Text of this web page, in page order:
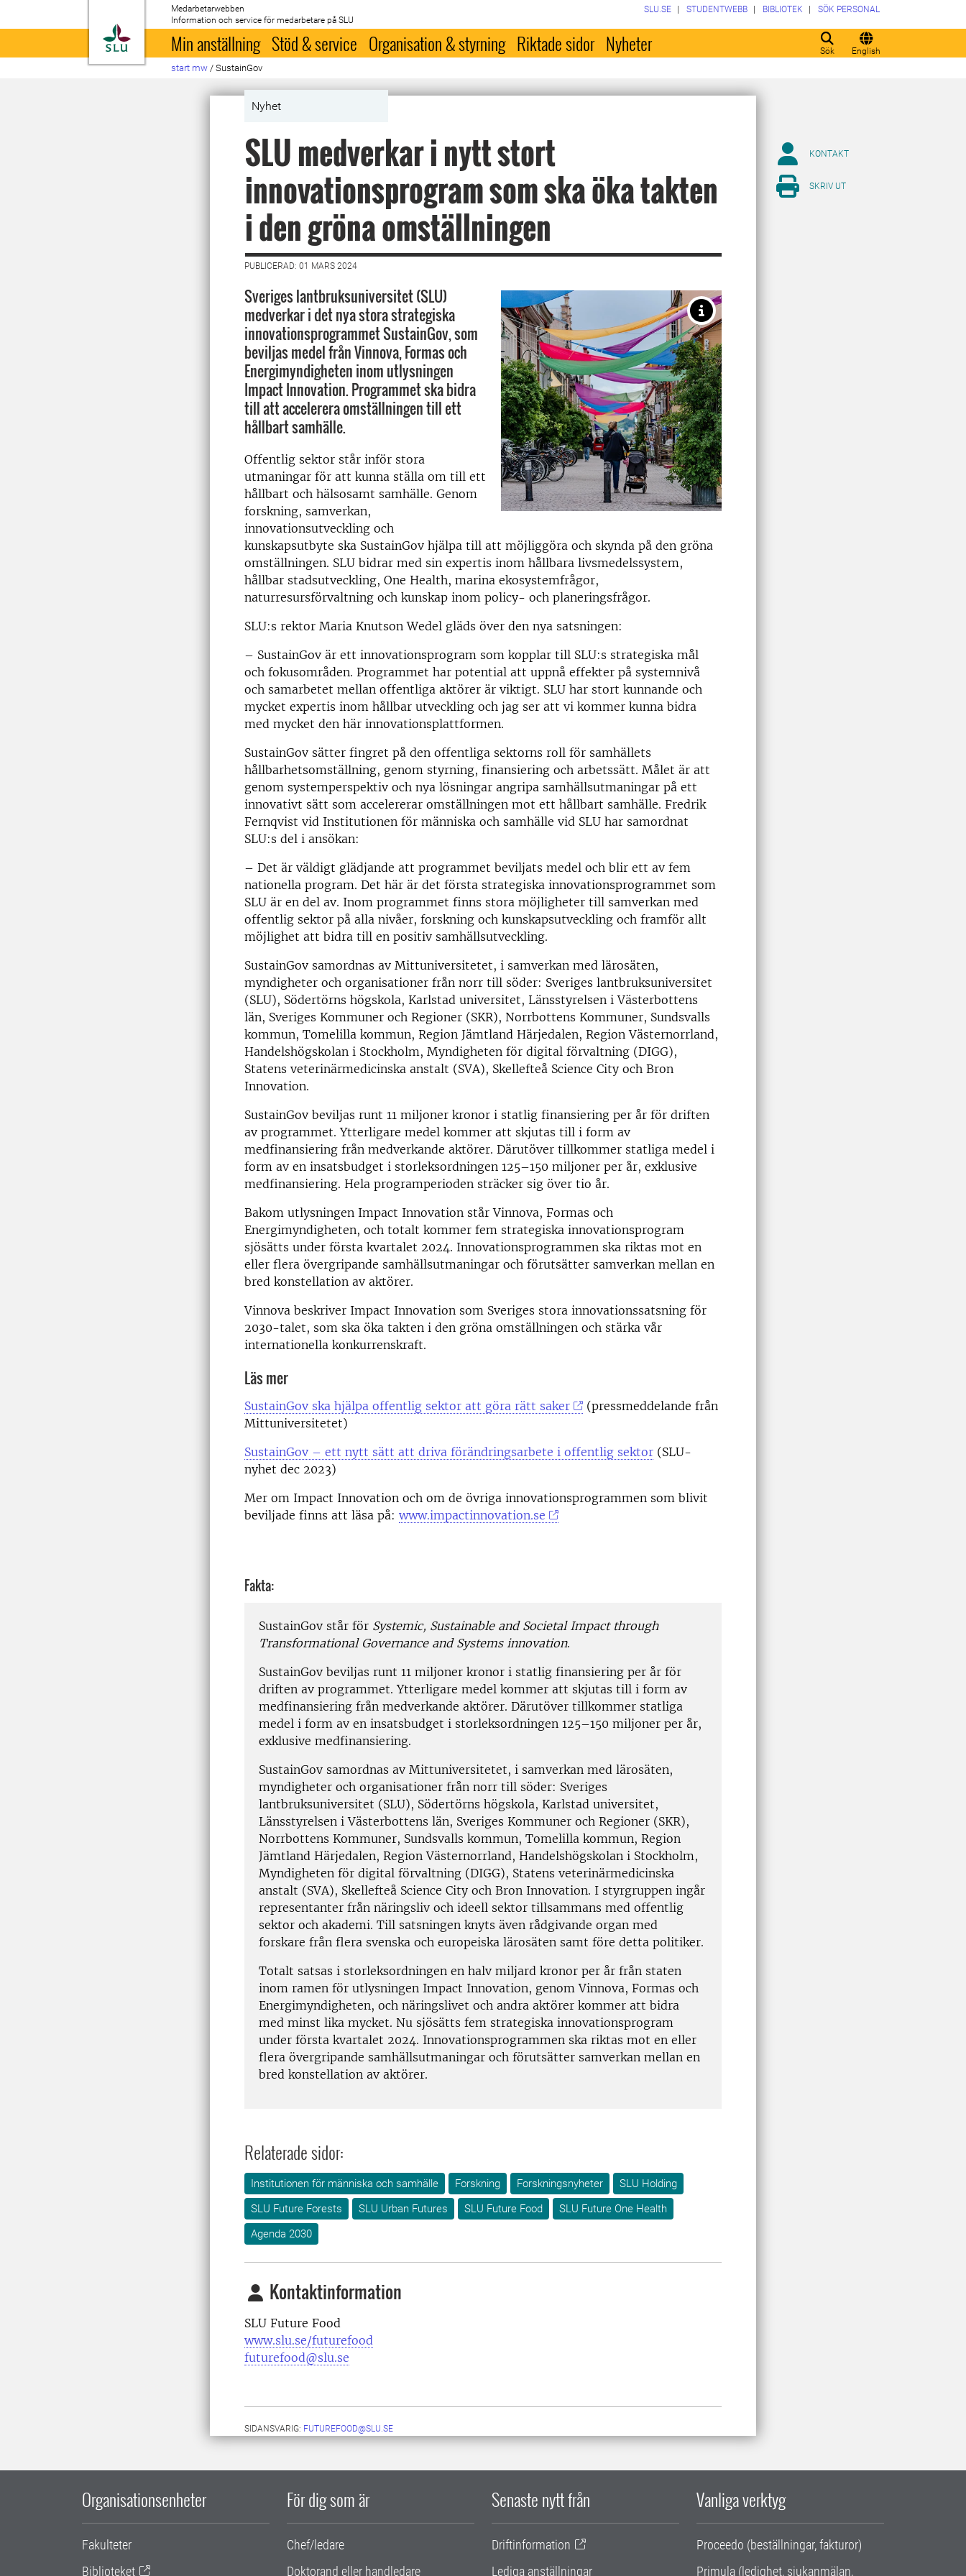
Till startsida
Medarbetarwebben
Information och service för medarbetare på SLU
Sök English
SLU.SE STUDENTWEBB BIBLIOTEK SÖK PERSONAL
Min anställning Stöd & service Organisation & styrning Riktade sidor Nyheter
start mw / SustainGov
Nyhet
SLU medverkar i nytt stort
innovationsprogram som ska öka takten
i den gröna omställningen
PUBLICERAD: 01 MARS 2024
Sveriges lantbruksuniversitet (SLU)
medverkar i det nya stora strategiska
innovationsprogrammet SustainGov, som
beviljas medel från Vinnova, Formas och
Energimyndigheten inom utlysningen
Impact Innovation. Programmet ska bidra
till att accelerera omställningen till ett
hållbart samhälle.
Offentlig sektor står inför stora
utmaningar för att kunna ställa om till ett
hållbart och hälsosamt samhälle. Genom
forskning, samverkan,
innovationsutveckling och
kunskapsutbyte ska SustainGov hjälpa till att möjliggöra och skynda på den gröna
omställningen. SLU bidrar med sin expertis inom hållbara livsmedelssystem,
hållbar stadsutveckling, One Health, marina ekosystemfrågor,
naturresursförvaltning och kunskap inom policy- och planeringsfrågor.
SLU:s rektor Maria Knutson Wedel gläds över den nya satsningen:
– SustainGov är ett innovationsprogram som kopplar till SLU:s strategiska mål
och fokusområden. Programmet har potential att uppnå effekter på systemnivå
och samarbetet mellan offentliga aktörer är viktigt. SLU har stort kunnande och
mycket expertis inom hållbar utveckling och jag ser att vi kommer kunna bidra
med mycket den här innovationsplattformen.
SustainGov sätter fingret på den offentliga sektorns roll för samhällets
hållbarhetsomställning, genom styrning, finansiering och arbetssätt. Målet är att
genom systemperspektiv och nya lösningar angripa samhällsutmaningar på ett
innovativt sätt som accelererar omställningen mot ett hållbart samhälle. Fredrik
Fernqvist vid Institutionen för människa och samhälle vid SLU har samordnat
SLU:s del i ansökan:
– Det är väldigt glädjande att programmet beviljats medel och blir ett av fem
nationella program. Det här är det första strategiska innovationsprogrammet som
SLU är en del av. Inom programmet finns stora möjligheter till samverkan med
offentlig sektor på alla nivåer, forskning och kunskapsutveckling och framför allt
möjlighet att bidra till en positiv samhällsutveckling.
SustainGov samordnas av Mittuniversitetet, i samverkan med lärosäten,
myndigheter och organisationer från norr till söder: Sveriges lantbruksuniversitet
(SLU), Södertörns högskola, Karlstad universitet, Länsstyrelsen i Västerbottens
län, Sveriges Kommuner och Regioner (SKR), Norrbottens Kommuner, Sundsvalls
kommun, Tomelilla kommun, Region Jämtland Härjedalen, Region Västernorrland,
Handelshögskolan i Stockholm, Myndigheten för digital förvaltning (DIGG),
Statens veterinärmedicinska anstalt (SVA), Skellefteå Science City och Bron
Innovation.
SustainGov beviljas runt 11 miljoner kronor i statlig finansiering per år för driften
av programmet. Ytterligare medel kommer att skjutas till i form av
medfinansiering från medverkande aktörer. Därutöver tillkommer statliga medel i
form av en insatsbudget i storleksordningen 125–150 miljoner per år, exklusive
medfinansiering. Hela programperioden sträcker sig över tio år.
Bakom utlysningen Impact Innovation står Vinnova, Formas och
Energimyndigheten, och totalt kommer fem strategiska innovationsprogram
sjösätts under första kvartalet 2024. Innovationsprogrammen ska riktas mot en
eller flera övergripande samhällsutmaningar och förutsätter samverkan mellan en
bred konstellation av aktörer.
Vinnova beskriver Impact Innovation som Sveriges stora innovationssatsning för
2030-talet, som ska öka takten i den gröna omställningen och stärka vår
internationella konkurrenskraft.
Läs mer
SustainGov ska hjälpa offentlig sektor att göra rätt saker
(pressmeddelande från
Mittuniversitetet)
SustainGov – ett nytt sätt att driva förändringsarbete i offentlig sektor (SLU-
nyhet dec 2023)
Mer om Impact Innovation och om de övriga innovationsprogrammen som blivit
beviljade finns att läsa på: www.impactinnovation.se
Fakta:
SustainGov står för Systemic, Sustainable and Societal Impact through
Transformational Governance and Systems innovation.
SustainGov beviljas runt 11 miljoner kronor i statlig finansiering per år för
driften av programmet. Ytterligare medel kommer att skjutas till i form av
medfinansiering från medverkande aktörer. Därutöver tillkommer statliga
medel i form av en insatsbudget i storleksordningen 125–150 miljoner per år,
exklusive medfinansiering.
SustainGov samordnas av Mittuniversitetet, i samverkan med lärosäten,
myndigheter och organisationer från norr till söder: Sveriges
lantbruksuniversitet (SLU), Södertörns högskola, Karlstad universitet,
Länsstyrelsen i Västerbottens län, Sveriges Kommuner och Regioner (SKR),
Norrbottens Kommuner, Sundsvalls kommun, Tomelilla kommun, Region
Jämtland Härjedalen, Region Västernorrland, Handelshögskolan i Stockholm,
Myndigheten för digital förvaltning (DIGG), Statens veterinärmedicinska
anstalt (SVA), Skellefteå Science City och Bron Innovation. I styrgruppen ingår
representanter från näringsliv och ideell sektor tillsammans med offentlig
sektor och akademi. Till satsningen knyts även rådgivande organ med
forskare från flera svenska och europeiska lärosäten samt före detta politiker.
Totalt satsas i storleksordningen en halv miljard kronor per år från staten
inom ramen för utlysningen Impact Innovation, genom Vinnova, Formas och
Energimyndigheten, och näringslivet och andra aktörer kommer att bidra
med minst lika mycket. Nu sjösätts fem strategiska innovationsprogram
under första kvartalet 2024. Innovationsprogrammen ska riktas mot en eller
flera övergripande samhällsutmaningar och förutsätter samverkan mellan en
bred konstellation av aktörer.
Relaterade sidor:
Institutionen för människa och samhälle Forskning Forskningsnyheter
SLU Holding
SLU Future Forests
SLU Urban Futures SLU Future Food
SLU Future One Health
Agenda 2030
Kontaktinformation
SLU Future Food
www.slu.se/futurefood
futurefood@slu.se
SIDANSVARIG: FUTUREFOOD@SLU.SE
KONTAKT
SKRIV UT
Organisationsenheter
Fakulteter
Biblioteket
För dig som är
Chef/ledare
Doktorand eller handledare
Senaste nytt från
Driftinformation
Lediga anställningar
Vanliga verktyg
Proceedo (beställningar, fakturor)
Primula (ledighet, sjukanmälan,